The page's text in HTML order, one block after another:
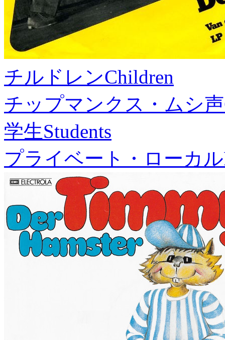
チルドレンChildren
チップマンクス・ムシ声
学生Students
プライベート・ローカル